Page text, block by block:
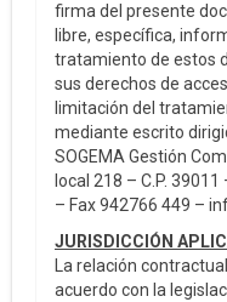
firma del presente
libre, específica,
tratamiento de estos
sus derechos de
limitación del
mediante escrito
SOGEMA Gestión
local 218 – C.P.
– Fax 942766 449 –
JURISDICCIÓN
La relación
acuerdo con la